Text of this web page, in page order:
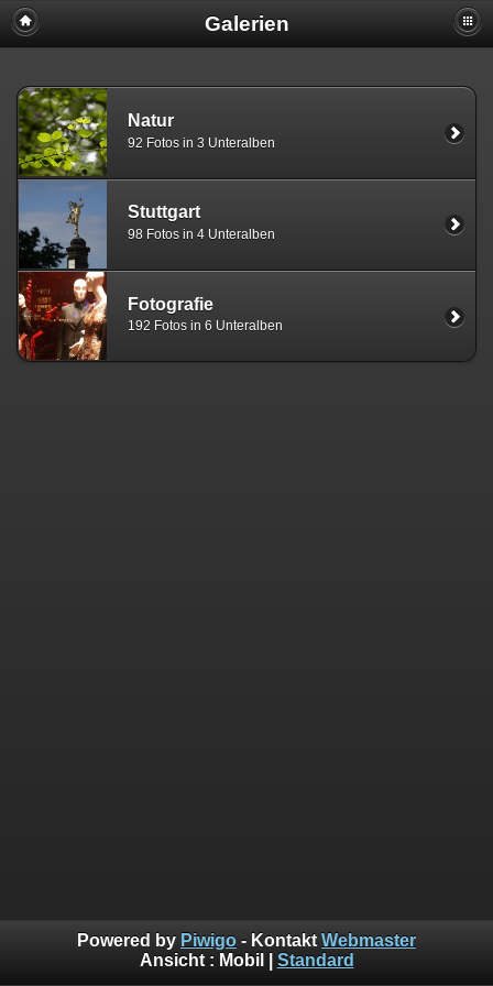
Galerien
Natur
92 Fotos in 3 Unteralben
Stuttgart
98 Fotos in 4 Unteralben
Fotografie
192 Fotos in 6 Unteralben
Powered by Piwigo - Kontakt Webmaster
Ansicht : Mobil Standard